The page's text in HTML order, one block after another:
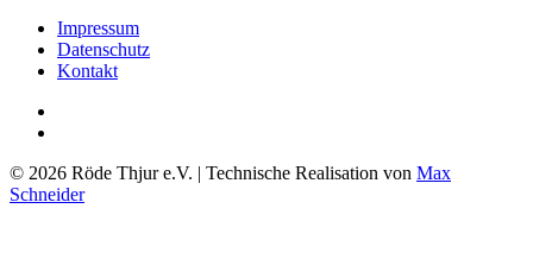
Impressum
Datenschutz
Kontakt
© 2026 Röde Thjur e.V. | Technische Realisation von Max
Schneider